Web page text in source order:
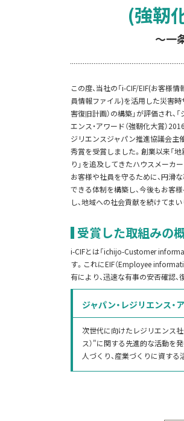
(強靭
～一
この度、当社の「i-CIF/EIF(お客様
員情報ファイル)を活用した災害時
害復旧計画）の構築」が評価され、
エンス・アワード（強靭化大賞）
ジリエンスジャパン推進協議会主催
秀賞を受賞しました。創業以来「
り」を追及してきたハウスメーカ
お客様や社員を守るために、円滑
できる体制を構築し、今後もお客
し、地域への社会貢献を続けてまい
受賞した取組みの
i-CIFとは「ichijo-Customer
す。これにEIF（Employee
有により、迅速な有事の安否確認
ジャパン・レジリエンス・
次世代に向けたレジリエンス
ス）"に関する先進的な活動を
人づくり、産業づくりに資する